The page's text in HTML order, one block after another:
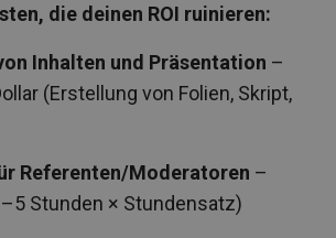
die deinen ROI ruinieren:
Inhalten und Präsentation –
(Erstellung von Folien, Skript,
Referenten/Moderatoren –
Stunden × Stundensatz)